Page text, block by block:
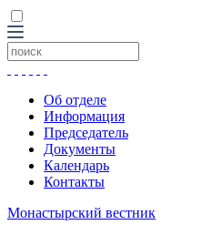
Об отделе
Информация
Председатель
Документы
Календарь
Контакты
Монастырский вестник